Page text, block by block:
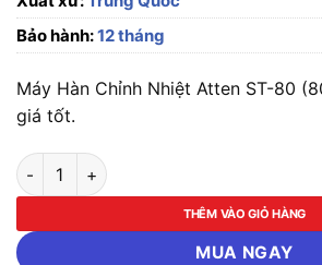
Bảo hành:12 tháng
Máy Hàn Chỉnh Nhiệt Atten ST-80
giá tốt.
Máy Hàn Chỉnh Nhiệt Atten ST-80
THÊM VÀO GIỎ HÀNG
MUA NGAY